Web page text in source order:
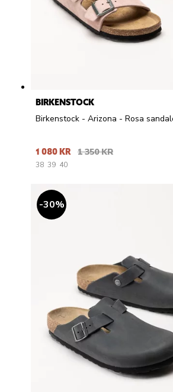
BIRKENSTOCK
Birkenstock - Arizona - Rosa
1 080 KR 1 350 KR
38 39 40
30%